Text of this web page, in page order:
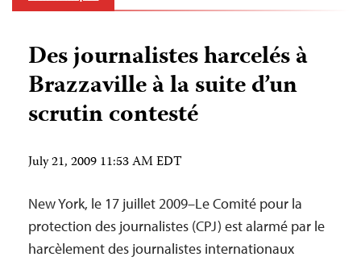
Des journalistes harcelés à
Brazzaville à la suite d’un
scrutin contesté
July 21, 2009 11:53 AM EDT
New York, le 17 juillet 2009–Le Comité pour la
protection des journalistes (CPJ) est alarmé par le
harcèlement des journalistes internationaux